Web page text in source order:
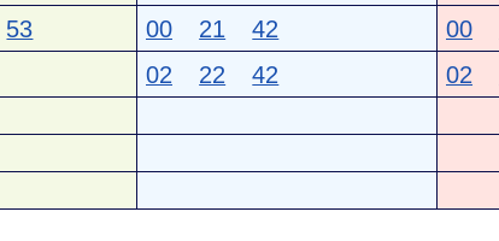
53 00 21 42 00
02 22 42 02